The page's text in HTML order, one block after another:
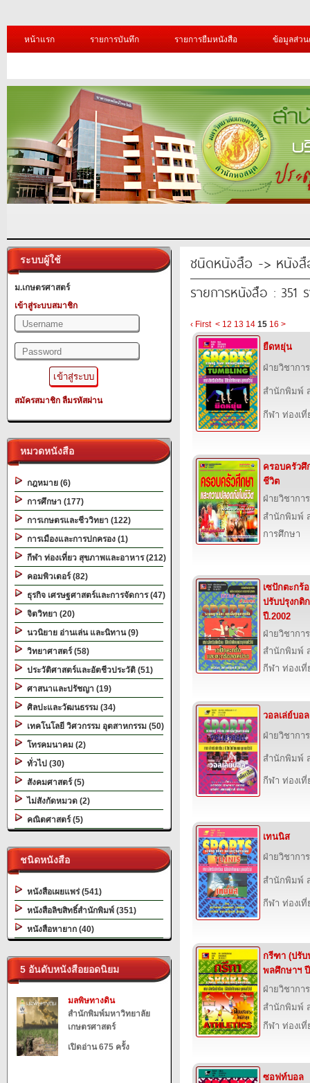
หน้าแรก รายการบันทึก รายการยืมหนังสือ ข้อมูลส่ว
ระบบผู้ใช้
ม.เกษตรศาสตร์
เข้าสู่ระบบสมาชิก
สมัครสมาชิก ลืมรหัสผ่าน
หมวดหนังสือ
กฎหมาย (6)
การศึกษา (177)
การเกษตรและชีววิทยา (122)
การเมืองและการปกครอง (1)
กีฬา ท่องเที่ยว สุขภาพและอาหาร (212)
คอมพิวเตอร์ (82)
ธุรกิจ เศรษฐศาสตร์และการจัดการ (47)
จิตวิทยา (20)
นวนิยาย อ่านเล่น และนิทาน (9)
วิทยาศาสตร์ (58)
ประวัติศาสตร์และอัตชีวประวัติ (51)
ศาสนาและปรัชญา (19)
ศิลปะและวัฒนธรรม (34)
เทคโนโลยี วิศวกรรม อุตสาหกรรม (50)
โทรคมนาคม (2)
ทั่วไป (30)
สังคมศาสตร์ (5)
ไม่สังกัดหมวด (2)
คณิตศาสตร์ (5)
ชนิดหนังสือ
หนังสือเผยแพร่ (541)
หนังสือลิขสิทธิ์สำนักพิมพ์ (351)
หนังสือหายาก (40)
5 อันดับหนังสือยอดนิยม
มลพิษทางดิน
สำนักพิมพ์มหาวิทยาลัย
เกษตรศาสตร์
เปิดอ่าน 675 ครั้ง
ชนิดหนังสือ -> หนัง
รายการหนังสือ : 351
‹ First < 12 13 14 15 16 >
ยืดหยุ่น
ฝ่ายวิชากา
สำนักพิมพ์
กีฬา ท่องเ
ครอบครัวศึ
ชีวิต
ฝ่ายวิชากา
สำนักพิมพ์
การศึกษา
เซปักตะกร้
ปรับปรุงกติ
ปี.2002
ฝ่ายวิชากา
สำนักพิมพ์
กีฬา ท่องเ
วอลเล่ย์บอ
ฝ่ายวิชากา
สำนักพิมพ์
กีฬา ท่องเ
เทนนิส
ฝ่ายวิชากา
สำนักพิมพ์
กีฬา ท่องเ
กรีฑา (ปรับ
พลศึกษาฯ
ฝ่ายวิชากา
สำนักพิมพ์
กีฬา ท่องเ
ซอฟท์บอล